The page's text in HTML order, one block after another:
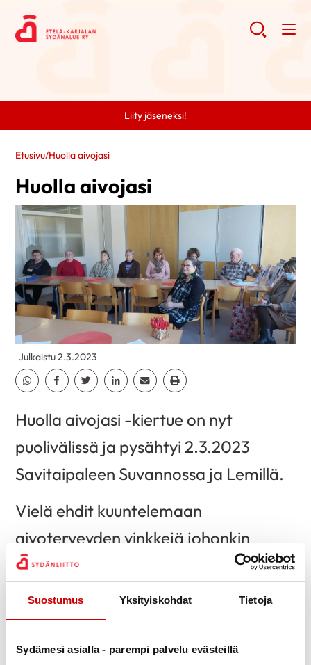
Suostumus Yksityiskohdat Tietoja
Sydämesi asialla - parempi palvelu evästeillä
Liity jäseneksi!
Etusivu/Huolla aivojasi
Huolla aivojasi
Julkaistu 2.3.2023
Jaa Whatsapp
Jaa Facebook
Jaa TwitterJaa Linkedin
Jaa EmailJaa Print
Huolla aivojasi -kiertue on nyt
puolivälissä ja pysähtyi 2.3.2023
Savitaipaleen Suvannossa ja Lemillä.
Vielä ehdit kuuntelemaan
aivoterveyden vinkkejä johonkin
seuraavista paikoista:
ma 6.3. klo 13-14.30 Ruokolahti Elvinkulma,
Matintie 14-16
ma 13.3. klo 13.30-15 Ylämaan Marttala,